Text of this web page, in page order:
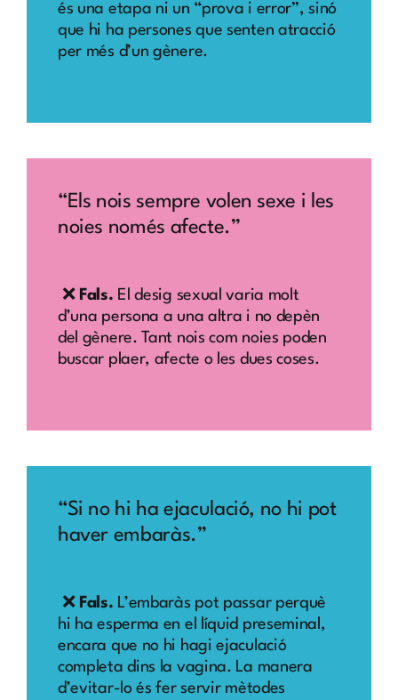
és una etapa ni un “prova i error”, sinó
que hi ha persones que senten atracció
per més d’un gènere.
“Els nois sempre volen sexe i les
noies només afecte.”
❌ Fals. El desig sexual varia molt
d’una persona a una altra i no depèn
del gènere. Tant nois com noies poden
buscar plaer, afecte o les dues coses.
“Si no hi ha ejaculació, no hi pot
haver embaràs.”
❌ Fals. L’embaràs pot passar perquè
hi ha esperma en el líquid preseminal,
encara que no hi hagi ejaculació
completa dins la vagina. La manera
d’evitar-lo és fer servir mètodes